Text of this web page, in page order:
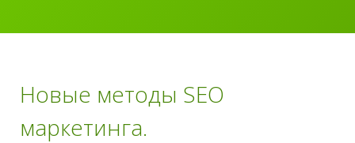
Новые методы SEO
маркетинга.